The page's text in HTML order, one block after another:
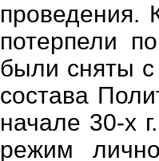
проведения.
потерпели
были сняты с
состава
начале 30-х
режим